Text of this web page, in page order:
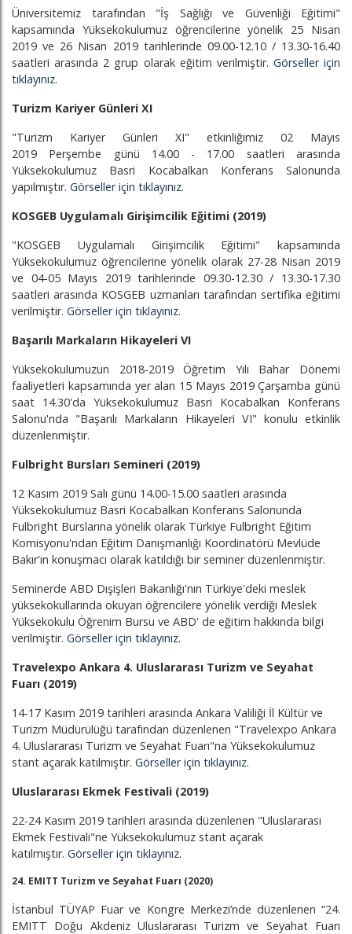
Üniversitemiz tarafından "İş Sağlığı ve Güvenliği Eğitimi"
kapsamında Yüksekokulumuz öğrencilerine yönelik 25 Nisan
2019 ve 26 Nisan 2019 tarihlerinde 09.00-12.10 / 13.30-16.40
saatleri arasında 2 grup olarak eğitim verilmiştir. Görseller için
tıklayınız.
Turizm Kariyer Günleri XI
"Turizm Kariyer Günleri XI" etkinliğimiz 02 Mayıs
2019 Perşembe günü 14.00 - 17.00 saatleri arasında
Yüksekokulumuz Basri Kocabalkan Konferans Salonunda
yapılmıştır. Görseller için tıklayınız.
KOSGEB Uygulamalı Girişimcilik Eğitimi (2019)
"KOSGEB Uygulamalı Girişimcilik Eğitimi" kapsamında
Yüksekokulumuz öğrencilerine yönelik olarak 27-28 Nisan 2019
ve 04-05 Mayıs 2019 tarihlerinde 09.30-12.30 / 13.30-17.30
saatleri arasında KOSGEB uzmanları tarafından sertifika eğitimi
verilmiştir. Görseller için tıklayınız.
Başarılı Markaların Hikayeleri VI
Yüksekokulumuzun 2018-2019 Öğretim Yılı Bahar Dönemi
faaliyetleri kapsamında yer alan 15 Mayıs 2019 Çarşamba günü
saat 14.30'da Yüksekokulumuz Basri Kocabalkan Konferans
Salonu'nda "Başarılı Markaların Hikayeleri VI" konulu etkinlik
düzenlenmiştir.
Fulbright Bursları Semineri (2019)
12 Kasım 2019 Salı günü 14.00-15.00 saatleri arasında
Yüksekokulumuz Basri Kocabalkan Konferans Salonunda
Fulbright Burslarına yönelik olarak Türkiye Fulbright Eğitim
Komisyonu'ndan Eğitim Danışmanlığı Koordinatörü Mevlüde
Bakır'ın konuşmacı olarak katıldığı bir seminer düzenlenmiştir.
Seminerde ABD Dışişleri Bakanlığı'nın Türkiye'deki meslek
yüksekokullarında okuyan öğrencilere yönelik verdiği Meslek
Yüksekokulu Öğrenim Bursu ve ABD' de eğitim hakkında bilgi
verilmiştir. Görseller için tıklayınız.
Travelexpo Ankara 4. Uluslararası Turizm ve Seyahat
Fuarı (2019)
14-17 Kasım 2019 tarihleri arasında Ankara Valiliği İl Kültür ve
Turizm Müdürülüğü tarafından düzenlenen "Travelexpo Ankara
4. Uluslararası Turizm ve Seyahat Fuarı"na Yüksekokulumuz
stant açarak katılmıştır. Görseller için tıklayınız.
Uluslararası Ekmek Festivali (2019)
22-24 Kasım 2019 tarihleri arasında düzenlenen "Uluslararası
Ekmek Festivali"ne Yüksekokulumuz stant açarak
katılmıştır. Görseller için tıklayınız.
24. EMITT Turizm ve Seyahat Fuarı (2020)
İstanbul TÜYAP Fuar ve Kongre Merkezi’nde düzenlenen “24.
EMITT Doğu Akdeniz Uluslararası Turizm ve Seyahat Fuarı